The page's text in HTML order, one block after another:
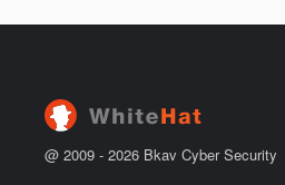
@ 2009 - 2026 Bkav Cyber Security